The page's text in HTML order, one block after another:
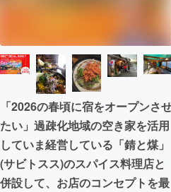
CAMPFIREふるさと納税
「2026の春頃に宿をオープンさ
たい」過疎化地域の空き家を活用
していま経営している「錆と煤」
(サビトスス)のスパイス料理店と
併設して、お店のコンセプトを最